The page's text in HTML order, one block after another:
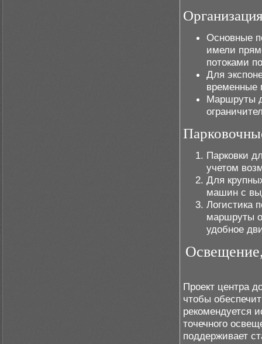
Основные
имели
потоками
Для
временные
Маршруты
Парковки
учетом
Для
машин с
Логистика
маршруты
удобное
Проект центра
чтобы
рекомендуется
точечного
поддерживает